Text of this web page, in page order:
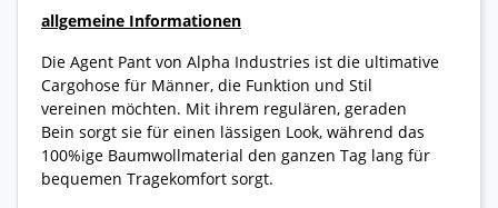
allgemeine Informationen
Die Agent Pant von Alpha Industries ist die ultimative
Cargohose für Männer, die Funktion und Stil
vereinen möchten. Mit ihrem regulären, geraden
Bein sorgt sie für einen lässigen Look, während das
100%ige Baumwollmaterial den ganzen Tag lang für
bequemen Tragekomfort sorgt.